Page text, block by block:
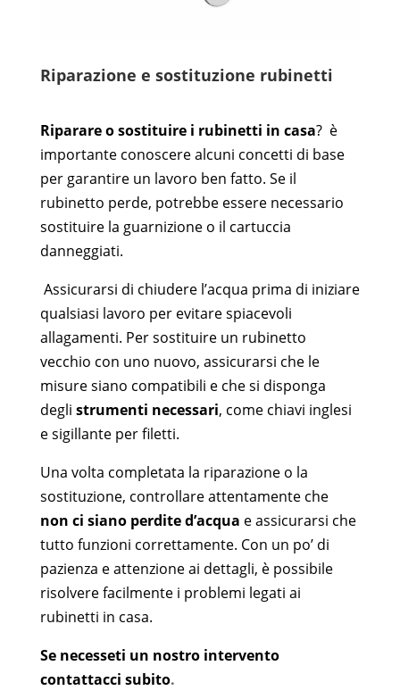
Riparazione e sostituzione rubinetti
Riparare o sostituire i rubinetti in casa? è
importante conoscere alcuni concetti di base
per garantire un lavoro ben fatto. Se il
rubinetto perde, potrebbe essere necessario
sostituire la guarnizione o il cartuccia
danneggiati.
Assicurarsi di chiudere l’acqua prima di iniziare
qualsiasi lavoro per evitare spiacevoli
allagamenti. Per sostituire un rubinetto
vecchio con uno nuovo, assicurarsi che le
misure siano compatibili e che si disponga
degli strumenti necessari, come chiavi inglesi
e sigillante per filetti.
Una volta completata la riparazione o la
sostituzione, controllare attentamente che
non ci siano perdite d’acqua e assicurarsi che
tutto funzioni correttamente. Con un po’ di
pazienza e attenzione ai dettagli, è possibile
risolvere facilmente i problemi legati ai
rubinetti in casa.
Se necesseti un nostro intervento
contattacci subito.